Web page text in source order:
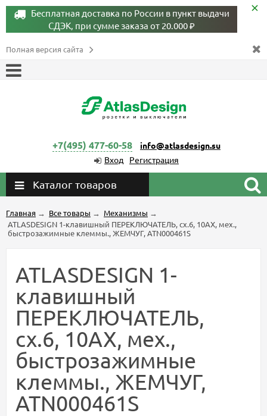
Бесплатная доставка по России в пункт выдачи
СДЭК, при сумме заказа от 20.000 ₽
Полная версия сайта
+7(495) 477-60-58
info@atlasdesign.su
Вход
Регистрация
Каталог товаров
Главная → Все товары → Механизмы →
ATLASDESIGN 1-клавишный ПЕРЕКЛЮЧАТЕЛЬ, сх.6, 10АХ, мех.,
быстрозажимные клеммы., ЖЕМЧУГ, ATN000461S
ATLASDESIGN 1-
клавишный
ПЕРЕКЛЮЧАТЕЛЬ,
сх.6, 10АХ, мех.,
быстрозажимные
клеммы., ЖЕМЧУГ,
ATN000461S